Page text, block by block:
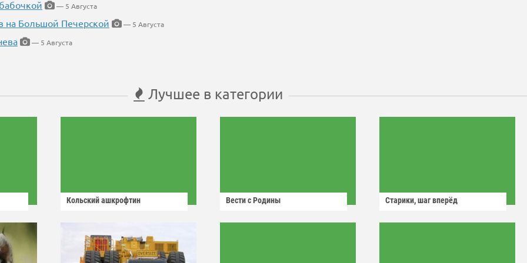
— 5 Августа
на Большой Печерской — 5 Августа
— 5 Августа
Лучшее в категории
Кольский ашкрофтин Вести с Родины Старики, шаг вперёд